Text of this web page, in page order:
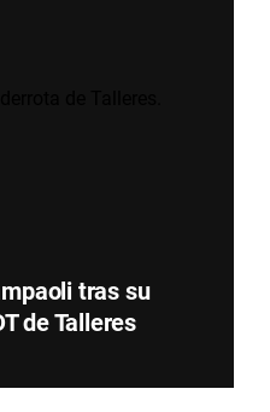
tras su
de Talleres